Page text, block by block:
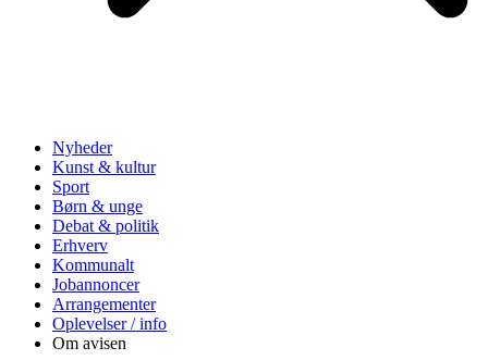
Nyheder
Kunst & kultur
Sport
Børn & unge
Debat & politik
Erhverv
Kommunalt
Jobannoncer
Arrangementer
Oplevelser / info
Om avisen